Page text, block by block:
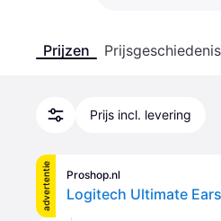
Prijzen Prijsgeschiedenis
Prijs incl. levering
advertentie Proshop.nl
Logitech Ultimate Ears